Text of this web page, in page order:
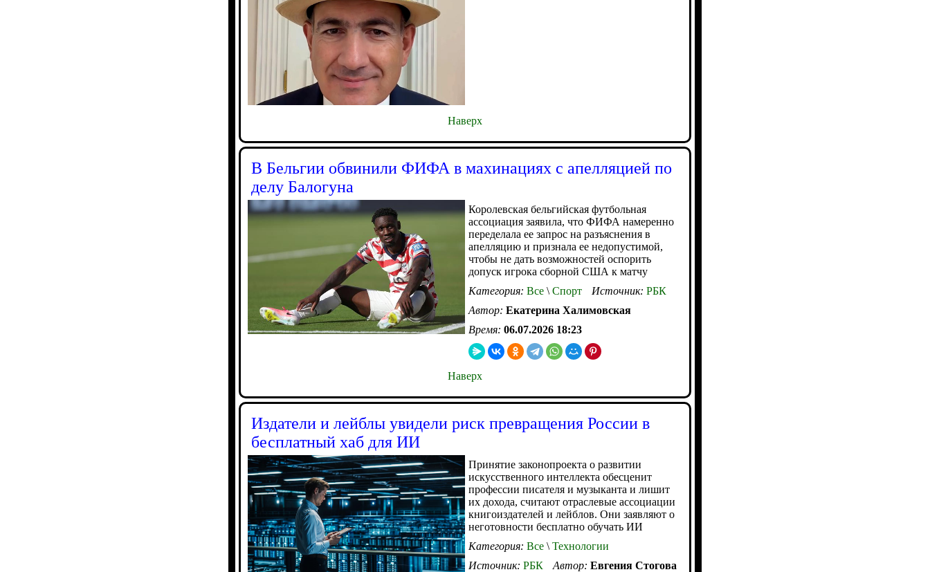
Наверх
В Бельгии обвинили ФИФА в махинациях с апелляцией по
делу Балогуна
Королевская бельгийская футбольная
ассоциация заявила, что ФИФА намеренно
переделала ее запрос на разъяснения в
апелляцию и признала ее недопустимой,
чтобы не дать возможностей оспорить
допуск игрока сборной США к матчу
Категория: Все \ Спорт Источник: РБК
Автор: Екатерина Халимовская
Время: 06.07.2026 18:23
Наверх
Издатели и лейблы увидели риск превращения России в
бесплатный хаб для ИИ
Принятие законопроекта о развитии
искусственного интеллекта обесценит
профессии писателя и музыканта и лишит
их дохода, считают отраслевые ассоциации
книгоиздателей и лейблов. Они заявляют о
неготовности бесплатно обучать ИИ
Категория: Все \ Технологии
Источник: РБК Автор: Евгения Стогова